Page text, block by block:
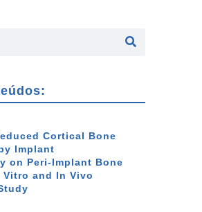
Cortical Bone
Implant
on Peri-Implant Bone
Vitro and In Vivo